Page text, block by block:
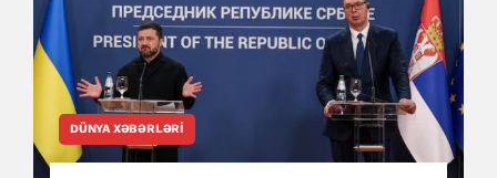
DÜNYA XƏBƏRLƏRI